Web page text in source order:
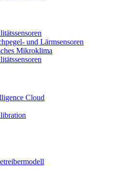
und Lärmsensoren
Mikroklima
Cloud